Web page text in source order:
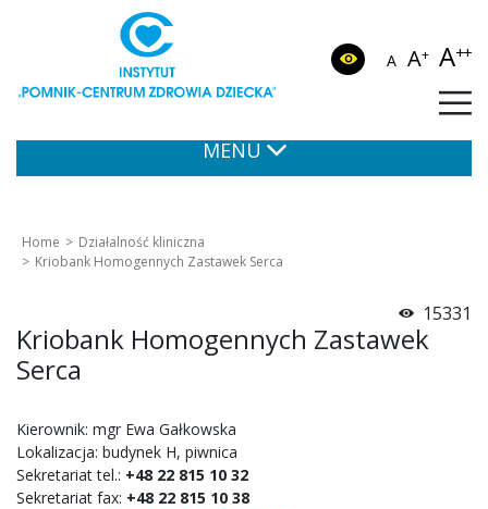
A A+ A++
MENU
Home
Działalność kliniczna
Kriobank Homogennych Zastawek Serca
15331
Kriobank Homogennych Zastawek
Serca
Kierownik: mgr Ewa Gałkowska
Lokalizacja: budynek H, piwnica
Sekretariat tel.: +48 22 815 10 32
Sekretariat fax: +48 22 815 10 38